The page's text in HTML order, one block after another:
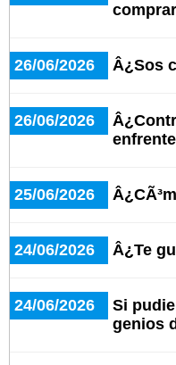
26/06/2026 Â¿Sos
26/06/2026
25/06/2026
24/06/2026 Â¿Te
24/06/2026
Si
genios